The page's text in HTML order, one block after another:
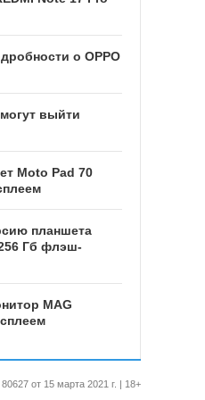
о OPPO
выйти
Moto Pad 70
планшета
Гб флэш-
MAG
от 15 марта 2021 г. | 18+